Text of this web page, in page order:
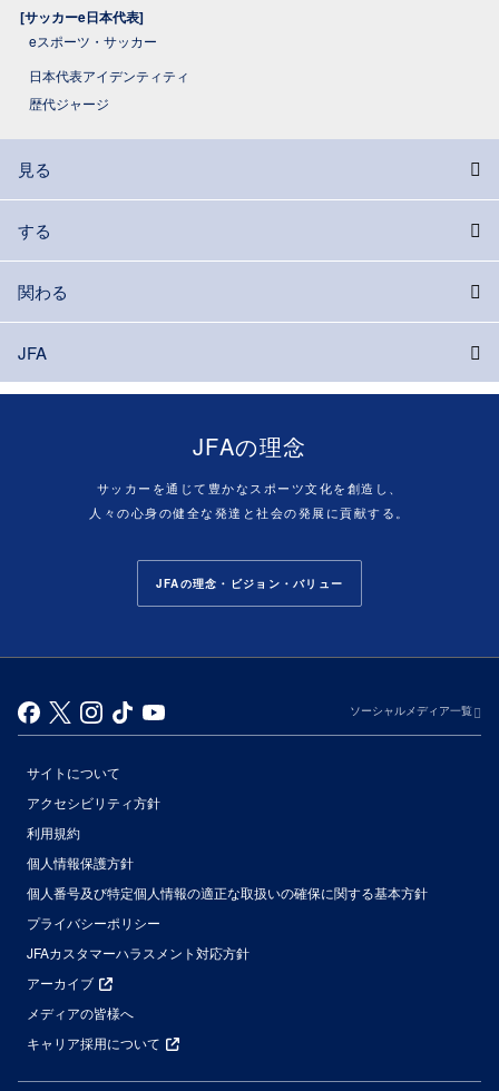
[サッカーe日本代表]
eスポーツ・サッカー
日本代表アイデンティティ
歴代ジャージ
見る
する
関わる
JFA
JFAの理念
サッカーを通じて豊かなスポーツ文化を創造し、
人々の心身の健全な発達と社会の発展に貢献する。
JFAの理念・ビジョン・バリュー
ソーシャルメディア一覧
サイトについて
アクセシビリティ方針
利用規約
個人情報保護方針
個人番号及び特定個人情報の適正な取扱いの確保に関する基本方針
プライバシーポリシー
JFAカスタマーハラスメント対応方針
アーカイブ
メディアの皆様へ
キャリア採用について